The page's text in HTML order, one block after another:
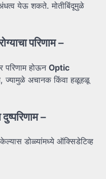
येऊ शकते. मोतीबिंदूमुळे
परिणाम–
परिणाम होऊन Optic
ज्यामुळे अचानक किंवा हळूहळू
दुष्परिणाम–
डोळ्यांमध्ये ऑक्सिडेटिव्ह